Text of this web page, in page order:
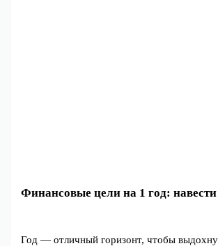
Финансовые цели на 1 год:
Год — отличный горизонт, чтобы